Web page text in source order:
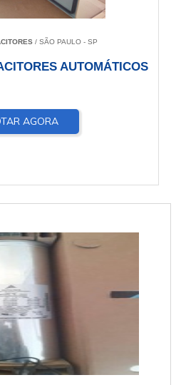
/ SÃO PAULO - SP
AUTOMÁTICOS
AGORA